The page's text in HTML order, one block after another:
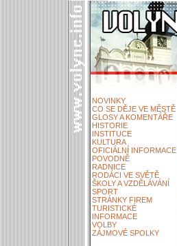
NOVINKY
CO SE DĚJE VE MĚSTĚ
GLOSY A KOMENTÁŘE
HISTORIE
INSTITUCE
KULTURA
OFICIÁLNÍ INFORMACE
POVODNĚ
RADNICE
RODÁCI VE SVĚTĚ
ŠKOLY A VZDĚLÁVÁNÍ
SPORT
STRÁNKY FIREM
TURISTICKÉ
INFORMACE
VOLBY
ZÁJMOVÉ SPOLKY